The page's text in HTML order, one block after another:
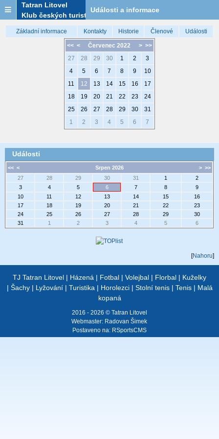
Tatran Litovel
Klub českých turistů
Události a informace
Základní informace Kontakty Historie Členové Události
<< < > >>
Červenec 2022
27
28 29 30 1 2
3
4
5 6 7 8 9
10
11
12 13 14 15 16
17
18
19 20 21 22 23
24
25
26 27 28 29 30
31
1
2 3 4 5 6 7
Události
<< < > >>
Srpen 2026
27
28 29 30 31 1
2
3
4 5 6 7 8
9
10
11 12 13 14 15
16
17
18 19 20 21 22
23
24
25 26 27 28 29
30
31
1 2 3 4 5 6
[Nahoru]
TJ Tatran Litovel | Házená | Fotbal | Volejbal | Florbal | Kuželky
| Šachy| Lyžování| Turistika | Horolezci| Stolní tenis| Tenis| Malá
kopaná
2016 - 2026 © Tatran Litovel
Webmaster: Radovan Šimek
Postaveno na: RSportsCMS